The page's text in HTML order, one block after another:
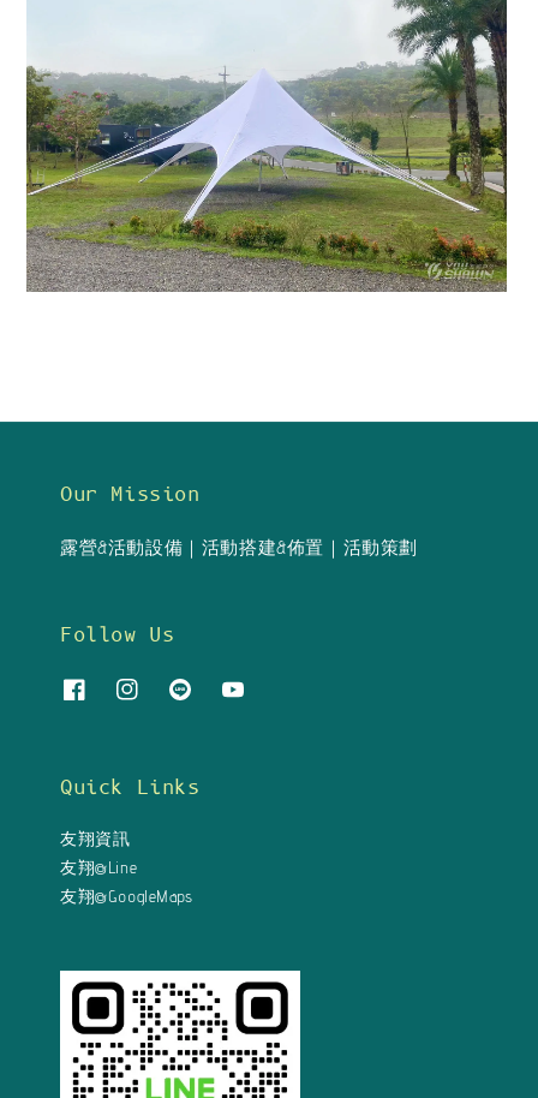
Our Mission
露營&活動設備｜活動搭建&佈置｜活動策劃
Follow Us
Quick Links
友翔資訊
友翔@Line
友翔@GoogleMaps